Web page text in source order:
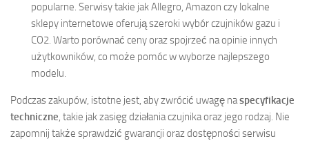
popularne. Serwisy takie jak Allegro, Amazon czy lokalne
sklepy internetowe oferują szeroki wybór czujników gazu i
CO2. Warto porównać ceny oraz spojrzeć na opinie innych
użytkowników, co może pomóc w wyborze najlepszego
modelu.
Podczas zakupów, istotne jest, aby zwrócić uwagę naspecyfikacje
techniczne, takie jak zasięg działania czujnika oraz jego rodzaj. Nie
zapomnij także sprawdzić gwarancji oraz dostępności serwisu